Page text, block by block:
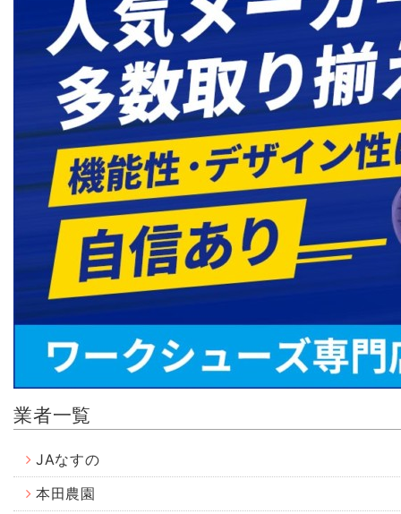
業者一覧
JAなすの
本田農園